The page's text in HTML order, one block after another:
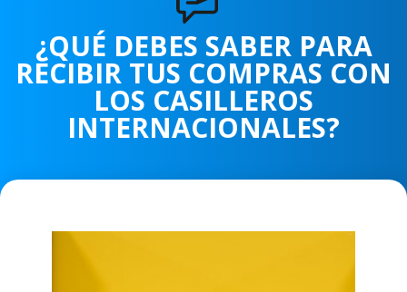
¿QUÉ DEBES SABER PARA
RECIBIR TUS COMPRAS CON
LOS CASILLEROS
INTERNACIONALES?